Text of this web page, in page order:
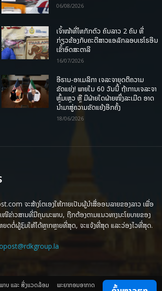
06/08/2026
ເຈົ້າໜ້າທີ່ໄທກັກຕົວ ຄົນລາວ 2 ຄົນ ທີ່
ກ່ຽວຂ້ອງກັບຄະດີສາວແອລັກລອບເຮໂຣອີນ
ເຂົ້າອົດສະຕາລີ
16/07/2026
ອີຣານ-ອາເມລິກາ ເຈລະຈາຍຸດຕິຄວາມ
ຂັດແຍ່ງ! ພາຍໃນ 60 ວັນນີ້ ຖ້າການເຈລະຈາ
ຫຼົ້ມເຫຼວ ຫຼື ມີຝ່າຍໃດຝ່າຍໜຶ່ງລະເມີດ ອາດ
ນໍາມາສູ່ຄວາມຂັດແຍ້ງອີກຄັ້ງ
18/06/2026
ຈະສ້າງໂຕເອງໃຫ້ກາຍເປັນຜູ້ນຳສື່ອອນລາຍຂອງລາວ ເພື່ອ
ໜີຂ່າວສານທີ່ມີຄຸນນະພາບ, ຖືກຕ້ອງຕາມແນວທາງນະໂຍບາຍຂອງ
ຍດຕໍ່ຜູ້ຊົມໃຫ້ໄດ້ຫຼາກຫຼາຍທີ່ສຸດ, ຈະແຈ້ງທີ່ສຸດ ແລະວ່ອງໄວທີ່ສຸດ.
າບ ແລະ ສີ່ງແວດລ້ອມ ພະຍາກອນອາກາດ